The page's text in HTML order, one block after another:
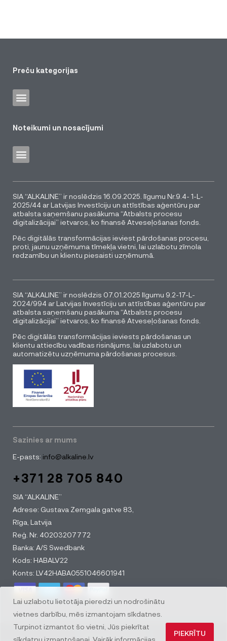
Lai uzlabotu lietotāja pieredzi un nodrošinātu
vietnes darbību, mēs izmantojam sīkdatnes.
Turpinot izmantot šo vietni, Jūs piekrītat
sīkdatņu izmantošanai. Vairāk informācijas
PIEKRĪTU
Preču kategorijas
Noteikumi un nosacījumi
SIA “ALKALINE” ir noslēdzis 16.09.2025. līgumu Nr.9.4- 1-L-
2025/44 ar Latvijas Investīciju un attīstības aģentūru par
atbalsta saņemšanu pasākuma “Atbalsts procesu
digitalizācijai” ietvaros, ko finansē Atveseļošanas fonds.
Pēc digitālās transformācijas ieviest pārdošanas procesu,
proti, jaunu uzņēmuma tīmekļa vietni, lai uzlabotu zīmola
redzamību un klientu piesaisti uzņēmumā.
SIA “ALKALINE” ir noslēdzis 07.01.2025 līgumu 9.2-17-L-
2024/994 ar Latvijas Investīciju un attīstības aģentūru par
atbalsta saņemšanu pasākuma “Atbalsts procesu
digitalizācijai” ietvaros, ko finansē Atveseļošanas fonds.
Pēc digitālās transformācijas ieviests pārdošanas un
klientu attiecību vadības risinājums, lai uzlabotu un
automatizētu uzņēmuma pārdošanas procesus.
Sazinies ar mums
E-pasts: info@alkaline.lv
+371 28 705 840
SIA “ALKALINE”
Adrese: Gustava Zemgala gatve 83,
Rīga, Latvija
Reģ. Nr. 40203207772
Banka: A/S Swedbank
Kods: HABALV22
Konts: LV42HABA0551046601941
© All rights reserved